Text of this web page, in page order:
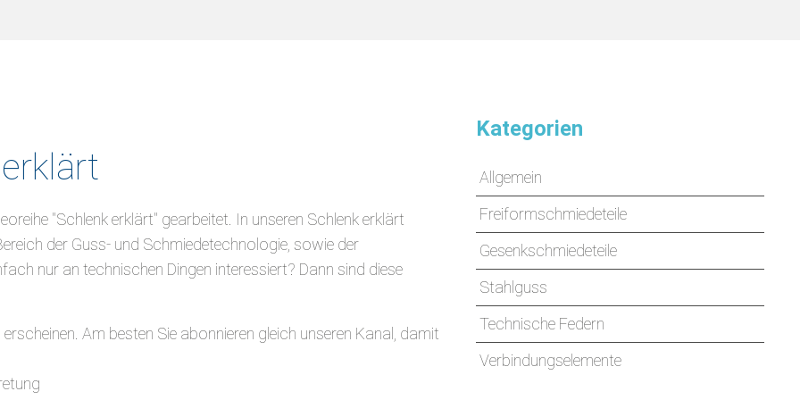
"Schlenk erklärt" gearbeitet. In unseren Schlenk erklärt
der Guss- und Schmiedetechnologie, sowie der
nur an technischen Dingen interessiert? Dann sind diese
Am besten Sie abonnieren gleich unseren Kanal, damit
Kategorien
Allgemein
Freiformschmiedeteile
Gesenkschmiedeteile
Stahlguss
Technische Federn
Verbindungselemente